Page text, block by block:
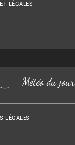
LÉGALES
Météo du jour
LÉGALES